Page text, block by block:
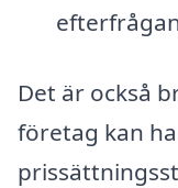
Det är också
företag kan